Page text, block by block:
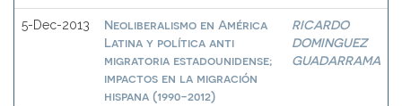
5-Dec-2013
Neoliberalismo en América
Latina y política anti
migratoria estadounidense;
impactos en la migración
hispana (1990-2012)
RICARDO
DOMINGUEZ
GUADARRAMA